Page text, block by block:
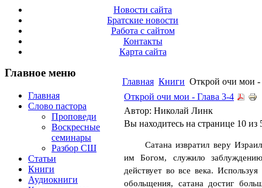
Новости сайта
Братские новости
Работа с сайтом
Контакты
Карта сайта
Главное меню
Главная
Слово пастора
Проповеди
Воскресные
семинары
Разбор СШ
Статьи
Книги
Аудиокниги
Главная Книги Открой очи мои -
Открой очи мои - Глава 3-4
Автор: Николай Линк
Вы находитесь на странице 10 из
Сатана извратил веру
им Богом, служило
действует во все века.
обольщения, сатана достиг